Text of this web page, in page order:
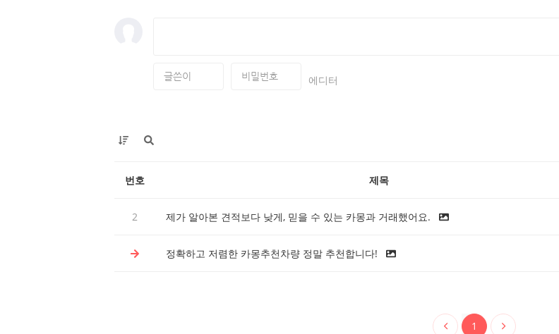
에디터
번호 제목
2 제가 알아본 견적보다 낮게, 믿을 수 있는 카몽과 거래했어요.
정확하고 저렴한 카몽추천차량 정말 추천합니다!
1